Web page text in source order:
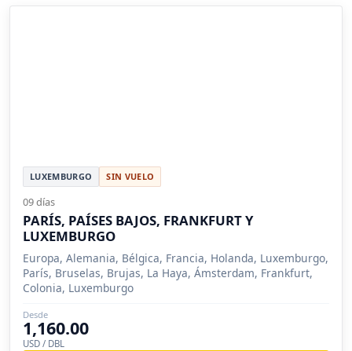
LUXEMBURGO SIN VUELO
09 días
PARÍS, PAÍSES BAJOS, FRANKFURT Y
LUXEMBURGO
Europa, Alemania, Bélgica, Francia, Holanda, Luxemburgo,
París, Bruselas, Brujas, La Haya, Ámsterdam, Frankfurt,
Colonia, Luxemburgo
Desde
1,160.00
USD / DBL